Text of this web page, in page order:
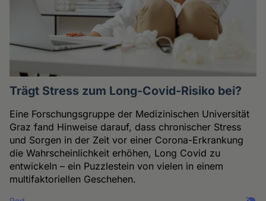
Trägt Stress zum Long-Covid-Risiko bei?
Eine Forschungsgruppe der Medizinischen Universität
Graz fand Hinweise darauf, dass chronischer Stress
und Sorgen in der Zeit vor einer Corona-Erkrankung
die Wahrscheinlichkeit erhöhen, Long Covid zu
entwickeln – ein Puzzlestein von vielen in einem
multifaktoriellen Geschehen.